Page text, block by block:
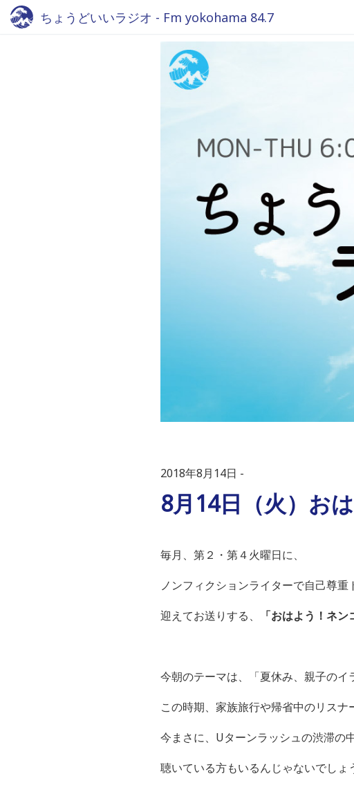
ちょうどいいラジオ - Fm yokohama 84.7
2018年8月14日
8月14日（火）お
毎月、第２・第４火曜日に、
ノンフィクションライターで自己尊
迎えてお送りする、
「おはよう！ネン
今朝のテーマは、「夏休み、親子のイ
この時期、家族旅行や帰省中のリスナ
今まさに、Uターンラッシュの渋滞の中
聴いている方もいるんじゃないでしょ